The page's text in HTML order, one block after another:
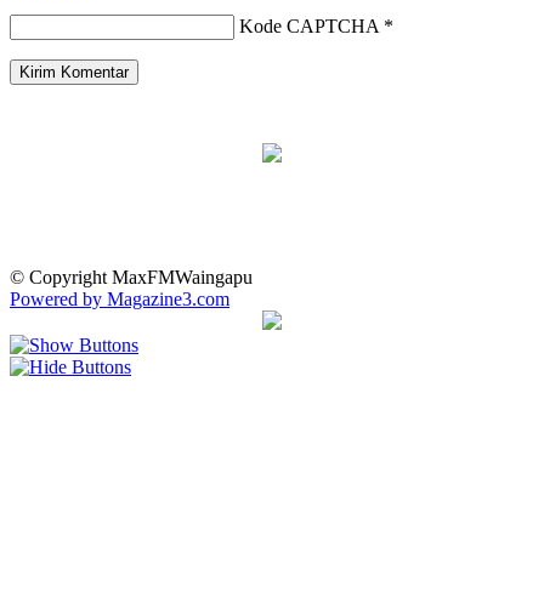
Kode CAPTCHA *
© Copyright MaxFMWaingapu
Powered by Magazine3.com